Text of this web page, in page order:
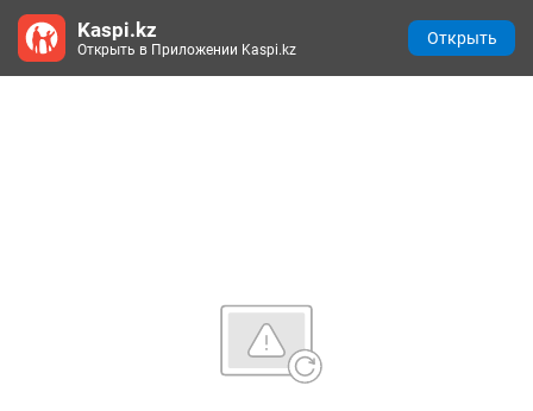
Kaspi.kz
Открыть в Приложении Kaspi.kz
Открыть